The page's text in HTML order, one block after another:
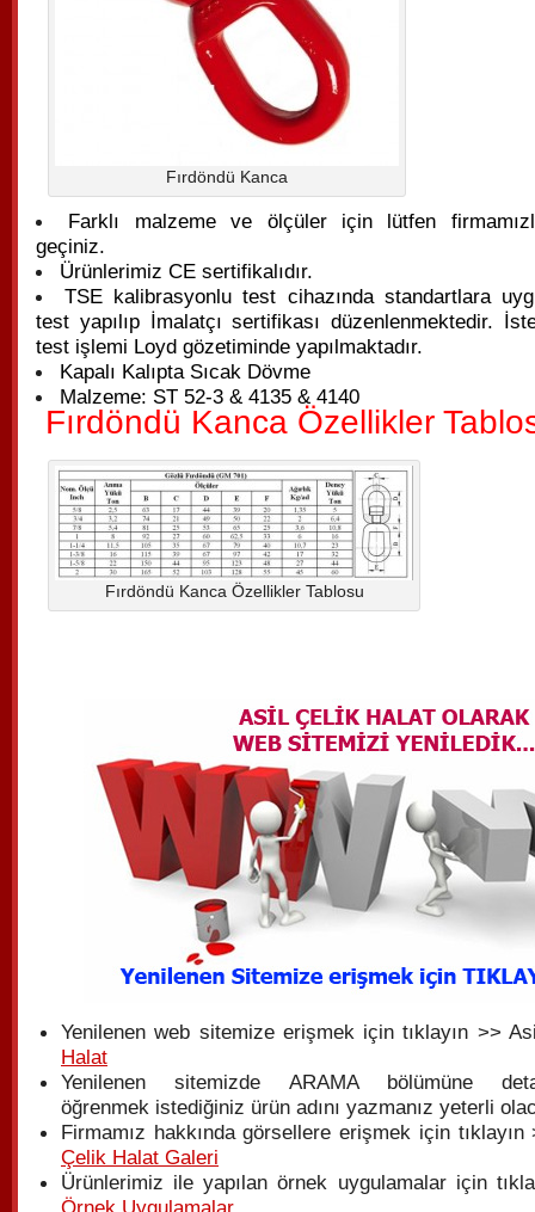
Fırdöndü Kanca
Farklı malzeme ve ölçüler için lütfen
geçiniz.
Ürünlerimiz CE sertifikalıdır.
TSE kalibrasyonlu test cihazında standartlara
test yapılıp İmalatçı sertifikası düzenlenmektedir.
test işlemi Loyd gözetiminde yapılmaktadır.
Kapalı Kalıpta Sıcak Dövme
Malzeme: ST 52-3 & 4135 & 4140
Fırdöndü Kanca Özellikler
Fırdöndü Kanca Özellikler Tablosu
Yenilenen web sitemize erişmek için tıklayın >>
Halat
Yenilenen sitemizde ARAMA bölümüne
öğrenmek istediğiniz ürün adını yazmanız yeterli
Firmamız hakkında görsellere erişmek için tıklayın
Çelik Halat Galeri
Ürünlerimiz ile yapılan örnek uygulamalar için
Örnek Uygulamalar